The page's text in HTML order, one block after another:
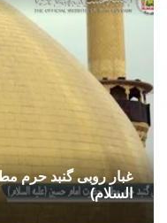
غبار روبی گنبد حرم
السلام)